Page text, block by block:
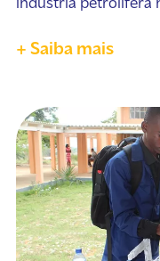
indústria petrolífera
+ Saiba mais